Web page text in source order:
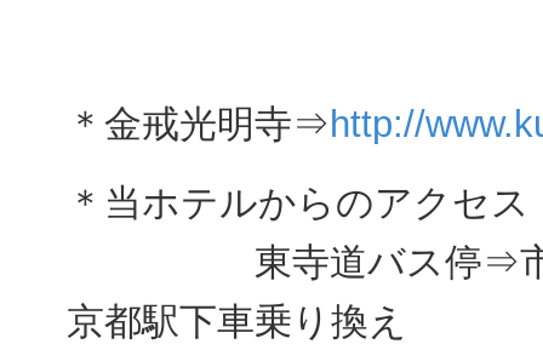
＊金戒光明寺⇒ http://
＊当ホテルからのアクセス
東寺道バス停⇒市
京都駅下車乗り換え